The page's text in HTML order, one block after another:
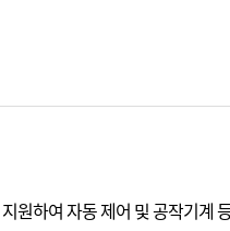
하여 자동 제어 및 공작기계